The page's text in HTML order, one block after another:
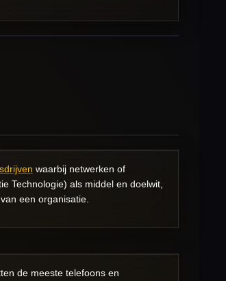
waarbij netwerken of
Technologie) als middel en doelwit,
een organisatie.
de meeste telefoons en